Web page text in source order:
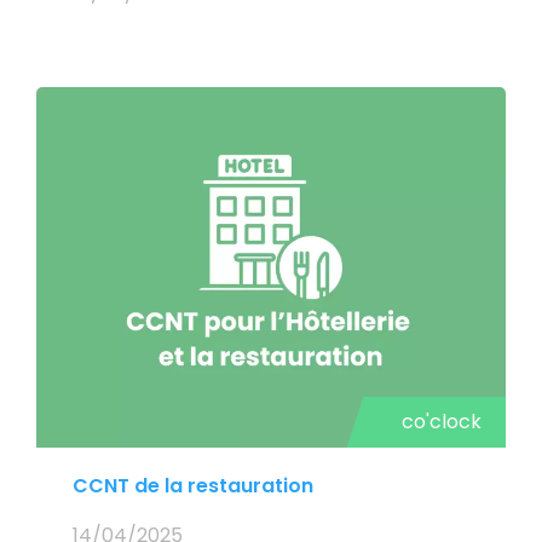
co'clock
CCNT de la restauration
14/04/2025